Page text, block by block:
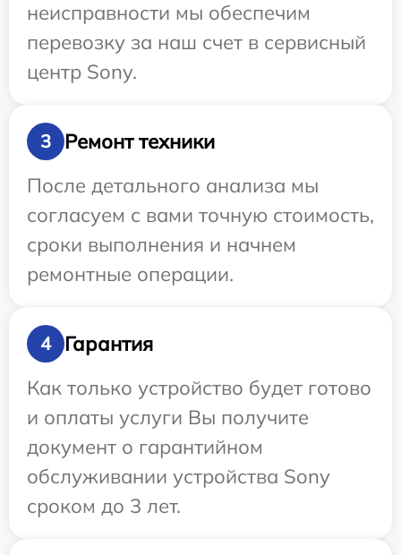
неисправности мы обеспечим
перевозку за наш счет в сервисный
центр Sony.
3
Ремонт техники
После детального анализа мы
согласуем с вами точную стоимость,
сроки выполнения и начнем
ремонтные операции.
4
Гарантия
Как только устройство будет готово
и оплаты услуги Вы получите
документ о гарантийном
обслуживании устройства Sony
сроком до 3 лет.